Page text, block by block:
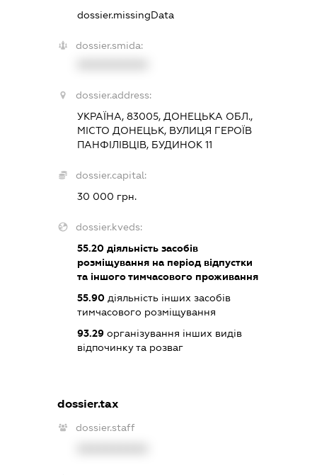
dossier.missingData
dossier.smida:
dossier.address:
УКРАЇНА, 83005, ДОНЕЦЬКА ОБЛ.,
МІСТО ДОНЕЦЬК, ВУЛИЦЯ ГЕРОЇВ
ПАНФІЛІВЦІВ, БУДИНОК 11
dossier.capital:
30 000 грн.
dossier.kveds:
55.20діяльність засобів
розміщування на період відпустки
та іншого тимчасового проживання
55.90діяльність інших засобів
тимчасового розміщування
93.29організування інших видів
відпочинку та розваг
dossier.tax
dossier.staff